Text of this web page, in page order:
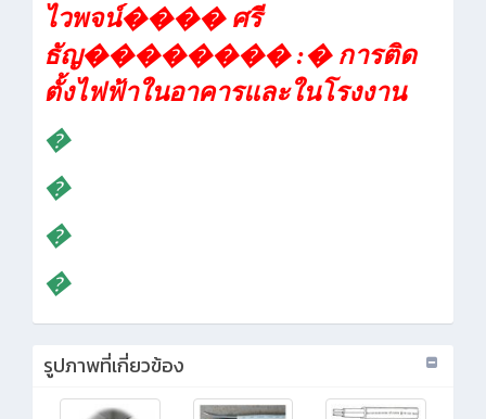
ไวพจน์���� ศรี
ธัญ��������:� การติด
ตั้งไฟฟ้าในอาคารและในโรงงาน
�
�
�
�
รูปภาพที่เกี่ยวข้อง